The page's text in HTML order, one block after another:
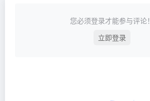
您必须登录才能参与评论！
立即登录